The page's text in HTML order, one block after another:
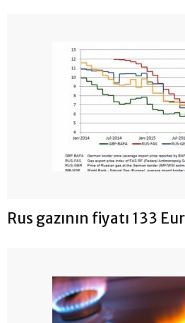
Rus gazının fiyatı 133